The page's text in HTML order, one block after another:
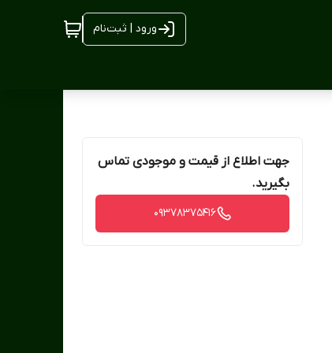
ورود | ثبت‌نام
جهت اطلاع از قیمت و موجودی تماس
بگیرید.
09378375416